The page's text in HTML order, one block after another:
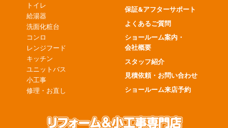
トイレ
給湯器
洗面化粧台
コンロ
レンジフード
キッチン
ユニットバス
小工事
修理・お直し
保証&アフターサポート
よくあるご質問
ショールーム案内・
会社概要
スタッフ紹介
見積依頼・お問い合わせ
ショールーム来店予約